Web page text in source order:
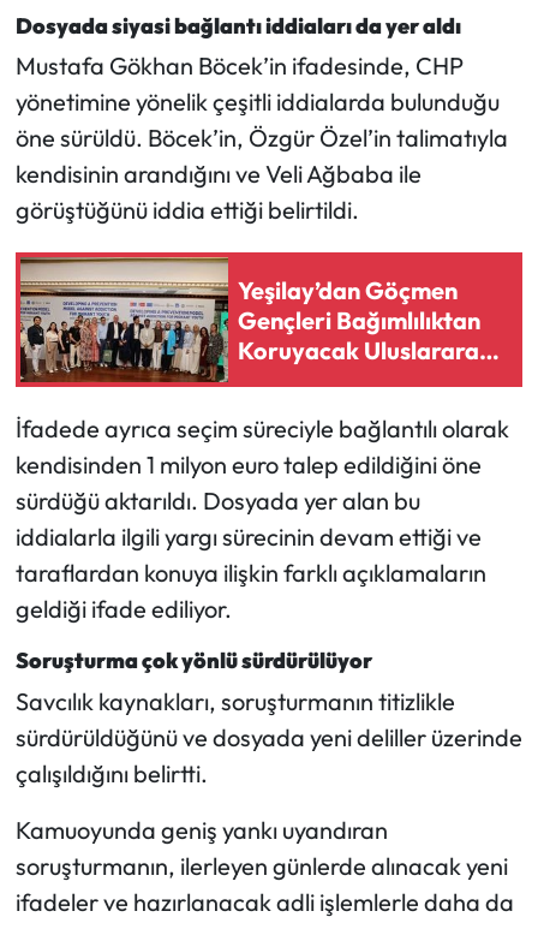
Dosyada siyasi bağlantı iddiaları da yer aldı
Mustafa Gökhan Böcek’in ifadesinde, CHP
yönetimine yönelik çeşitli iddialarda bulunduğu
öne sürüldü. Böcek’in, Özgür Özel’in talimatıyla
kendisinin arandığını ve Veli Ağbaba ile
görüştüğünü iddia ettiği belirtildi.
Yeşilay’dan Göçmen
Gençleri Bağımlılıktan
Koruyacak Uluslararası
Proje
İfadede ayrıca seçim süreciyle bağlantılı olarak
kendisinden 1 milyon euro talep edildiğini öne
sürdüğü aktarıldı. Dosyada yer alan bu
iddialarla ilgili yargı sürecinin devam ettiği ve
taraflardan konuya ilişkin farklı açıklamaların
geldiği ifade ediliyor.
Soruşturma çok yönlü sürdürülüyor
Savcılık kaynakları, soruşturmanın titizlikle
sürdürüldüğünü ve dosyada yeni deliller üzerinde
çalışıldığını belirtti.
Kamuoyunda geniş yankı uyandıran
soruşturmanın, ilerleyen günlerde alınacak yeni
ifadeler ve hazırlanacak adli işlemlerle daha da